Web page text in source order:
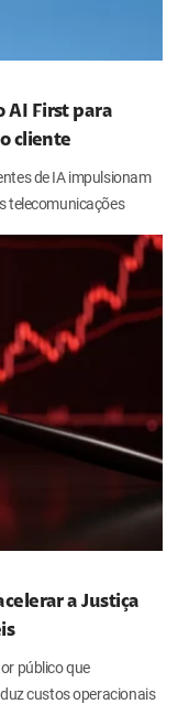
AI First para
cliente
de IA impulsionam
telecomunicações
a Justiça
público que
custos operacionais